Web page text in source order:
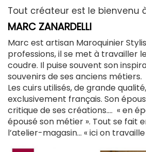
Tout créateur est le bienvenu
MARC ZANARDELLI
Marc est artisan Maroquinier
professions, il se met à travailler
coudre. Il puise souvent son
souvenirs de ses anciens métiers.
Les cuirs utilisés, de grande
exclusivement français. Son
critique de ses créations…. « en
épousé son métier ». Tout se fait
l’atelier-magasin… « ici on